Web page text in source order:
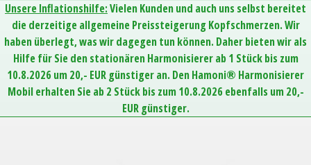
Unsere Inflationshilfe:Vielen Kunden und auch uns selbst bereitet
die derzeitige allgemeine Preissteigerung Kopfschmerzen. Wir
haben überlegt, was wir dagegen tun können. Daher bieten wir als
Hilfe für Sie den stationären Harmonisierer ab 1 Stück bis zum
10.8.2026 um 20,- EUR günstiger an. Den Hamoni® Harmonisierer
Mobil erhalten Sie ab 2 Stück bis zum 10.8.2026 ebenfalls um 20,-
EUR günstiger.